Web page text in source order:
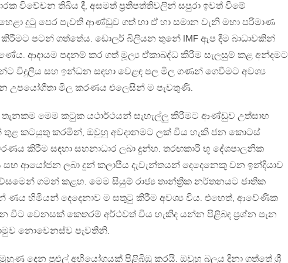
විවේචන තිබිය දී, අසමත් ප්‍රතිපත්තිවලින් සපුරා ඉවත් වීමේ
දුටු පෙර පැවති ආණ්ඩුව ගත් හා ඒ හා සමාන වැනි මහා පරිමාණ
පටන් ගත්තේය. ඩොලර් බිලියන තුනේ IMF ඇප දීම බාධාවකින්
ආදායම පදනම් කර ගත් මූල්‍ය ඒකාබද්ධ කිරීම සැලසුම් කළ අන්දමට
විදුලිය සහ ඉන්ධන සඳහා වෙළඳ පල මිල ගණන් ගෙවීමට අවශ්‍ය
උපයෝගීතා මිල කරණය එලෙසින් ම පැවතුණි.
තැනකම මෙම කටුක යථාර්ථයන් සැහැල්ලු කිරීමට ආණ්ඩුව උත්සාහ
තුළ කටයුතු කරමින්, ඔවුහු අවදානමට ලක් විය හැකි ජන කොටස්
කිරීම සඳහා සහනාධාර ලබා දුන්හ. තරඟකාරී භූ දේශපාලනික
ආයෝජන ලබා දුන් කලාපීය දැවැන්තයන් දෙදෙනෙකු වන ඉන්දියාව
ගමන් කළහ. මෙම සියුම් රාජ්‍ය තාන්ත්‍රික නර්තනයට ජාතික
ණය හිමියන් දෙදෙනාව ම සතුටු කිරීම අවශ්‍ය විය. එහෙත්, ආවේණික
විට වෙනසක් කෙතරම් අර්ථවත් විය හැකිද යන්න පිළිබඳ ප්‍රශ්න පැන
නොවෙනස්ව පැවතිනි.
දෙන පුළුල් අභියෝගයක් පිළිබිඹු කරයි. ඔවුහු බලය දිනා ගත්තේ ශ්‍රී